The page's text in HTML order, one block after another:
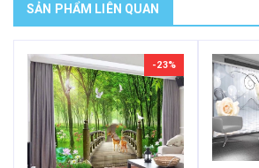
SẢN PHẨM LIÊN QUAN
-23%